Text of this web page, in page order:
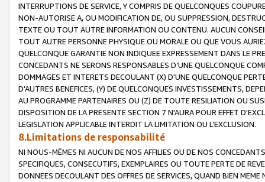
INTERRUPTIONS DE SERVICE, Y COMPRIS DE QUELCONQUES
NON-AUTORISE A, OU MODIFICATION DE, OU SUPPRESSION,
TEXTE OU TOUT AUTRE INFORMATION OU CONTENU. AUCUN
TOUT AUTRE PERSONNE PHYSIQUE OU MORALE OU QUE VOUS
QUELCONQUE GARANTIE NON INDIQUEE EXPRESSEMENT DANS LE
CONCEDANTS NE SERONS RESPONSABLES D’UNE QUELCONQUE
DOMMAGES ET INTERETS DECOULANT (X) D'UNE QUELCONQUE
D'AUTRES BENEFICES, (Y) DE QUELCONQUES INVESTISSEMENTS,
AU PROGRAMME PARTENAIRES OU (Z) DE TOUTE RESILIATION OU
DISPOSITION DE LA PRESENTE SECTION 7 N'AURA POUR EFFET
LEGISLATION APPLICABLE INTERDIT LA LIMITATION OU L’EXCLUSION.
8.Limitations de responsabilité
NI NOUS-MÊMES NI AUCUN DE NOS AFFILIES OU DE NOS
SPECIFIQUES, CONSECUTIFS, EXEMPLAIRES OU TOUTE PERTE DE
DONNEES DECOULANT DES OFFRES DE SERVICES, QUAND BIEN